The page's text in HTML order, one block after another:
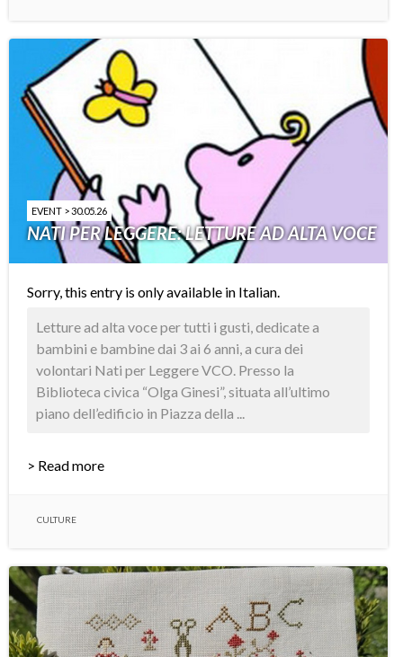
EVENT > 30.05.26
NATI PER LEGGERE: LETTURE AD ALTA VOCE
Sorry, this entry is only available in Italian.
Letture ad alta voce per tutti i gusti, dedicate a
bambini e bambine dai 3 ai 6 anni, a cura dei
volontari Nati per Leggere VCO. Presso la
Biblioteca civica “Olga Ginesi”, situata all’ultimo
piano dell’edificio in Piazza della ...
> Read more
CULTURE